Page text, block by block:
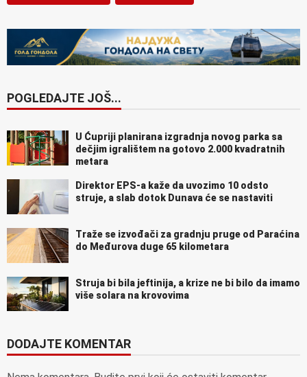
POGLEDAJTE JOŠ...
U Ćupriji planirana izgradnja novog parka sa
dečjim igralištem na gotovo 2.000 kvadratnih
metara
Direktor EPS-a kaže da uvozimo 10 odsto
struje, a slab dotok Dunava će se nastaviti
Traže se izvođači za gradnju pruge od Paraćina
do Međurova duge 65 kilometara
Struja bi bila jeftinija, a krize ne bi bilo da imamo
više solara na krovovima
DODAJTE KOMENTAR